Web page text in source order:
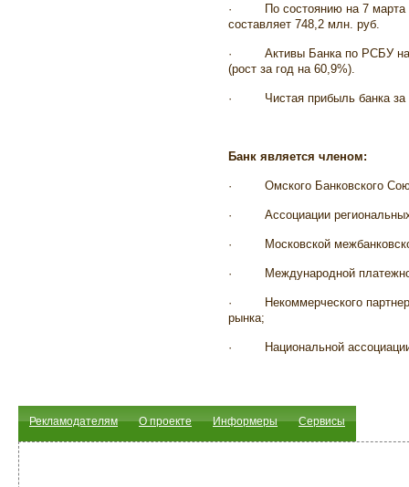
·
По состоянию на 7 марта
составляет 748,2 млн. руб.
·
Активы Банка по РСБУ
(рост за год на 60,9%).
· Чистая прибыль банка
Банк является членом:
· Омского Банковского
· Ассоциации
· Московской
· Международной
·
Некоммерческого
рынка;
· Национальной
Рекламодателям О проекте Информеры Сервисы